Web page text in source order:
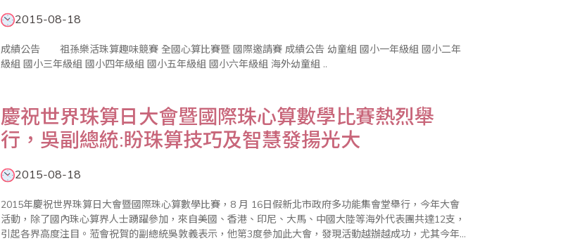
2015-08-18
成績公告 祖孫樂活珠算趣味競賽 全國心算比賽暨 國際邀請賽 成績公告 幼童組 國小一年級組 國小二年
級組 國小三年級組 國小四年級組 國小五年級組 國小六年級組 海外幼童組 ..
慶祝世界珠算日大會暨國際珠心算數學比賽熱烈舉
行，吳副總統:盼珠算技巧及智慧發揚光大
2015-08-18
2015年慶祝世界珠算日大會暨國際珠心算數學比賽，8 月 16日假新北市政府多功能集會堂舉行，今年大會
活動，除了國內珠心算界人士踴躍參加，來自美國、香港、印尼、大馬、中國大陸等海外代表團共達12支，
引起各界高度注目。蒞會祝賀的副總統吳敦義表示，他第3度參加此大會，發現活動越辦越成功，尤其今年